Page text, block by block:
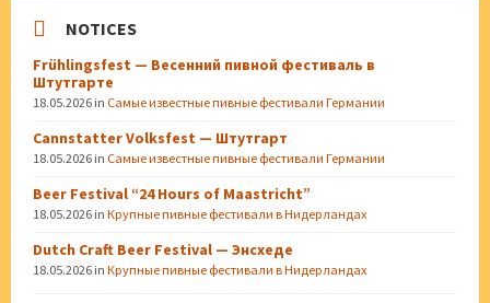
NOTICES
Frühlingsfest — Весенний пивной фестиваль в
Штутгарте
18.05.2026 in Самые известные пивные фестивали Германии
Cannstatter Volksfest — Штутгарт
18.05.2026 in Самые известные пивные фестивали Германии
Beer Festival “24 Hours of Maastricht”
18.05.2026 in Крупные пивные фестивали в Нидерландах
Dutch Craft Beer Festival — Энсхеде
18.05.2026 in Крупные пивные фестивали в Нидерландах